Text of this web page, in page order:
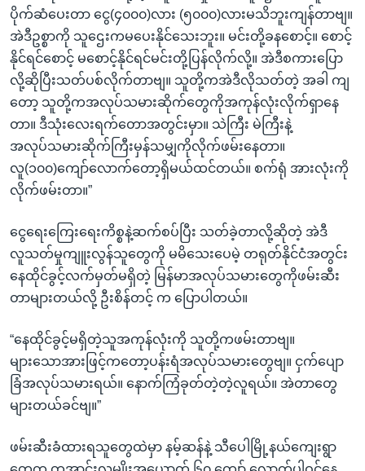
ပိုက်ဆံပေးတာ ငွေ(၄၀၀၀)လား (၅၀၀၀)လားမသိဘူးကျန်တာဗျ။
အဲဒီဥစ္စာကို သူဌေးကမပေးနိုင်သေးဘူး။ မင်းတို့ခနစောင့်။ စောင့်
နိုင်ရင်စောင့် မစောင့်နိုင်ရင်မင်းတို့ပြန်လိုက်လို့။ အဲဒီစကားပြော
လို့ဆိုပြီးသတ်ပစ်လိုက်တာဗျ။ သူတို့ကအဲဒီလိုသတ်တဲ့ အခါ ကျ
တော့ သူတို့ကအလုပ်သမားဆိုက်တွေကိုအကုန်လုံးလိုက်ရှာနေ
တာ။ ဒီသုံးလေးရက်တောအတွင်းမှာ။ သဲကြီး မဲကြီးနဲ့
အလုပ်သမားဆိုက်ကြီးမှန်သမျှကိုလိုက်ဖမ်းနေတာ။
လူ(၁၀၀)ကျော်လောက်တော့ရှိမယ်ထင်တယ်။ စက်ရုံ အားလုံးကို
လိုက်ဖမ်းတာ။”
ငွေရေးကြေးရေးကိစ္စနဲ့ဆက်စပ်ပြီး သတ်ခဲ့တာလို့ဆိုတဲ့ အဲဒီ
လူသတ်မှုကျူးလွန်သူတွေကို မမိသေးပေမဲ့ တရုတ်နိုင်ငံအတွင်း
နေထိုင်ခွင့်လက်မှတ်မရှိတဲ့ မြန်မာအလုပ်သမားတွေကိုဖမ်းဆီး
တာများတယ်လို့ ဦးစိန်တင့် က ပြောပါတယ်။
“နေထိုင်ခွင့်မရှိတဲ့သူအကုန်လုံးကို သူတို့ကဖမ်းတာဗျ။
များသောအားဖြင့်ကတော့ပန်းရံအလုပ်သမားတွေဗျ။ ငှက်ပျော
ခြံအလုပ်သမားရယ်။ နောက်ကြံခုတ်တဲ့တဲ့လူရယ်။ အဲတာတွေ
များတယ်ခင်ဗျ။”
ဖမ်းဆီးခံထားရသူတွေထဲမှာ နမ့်ဆန်နဲ့ သီပေါမြို့နယ်ကျေးရွာ